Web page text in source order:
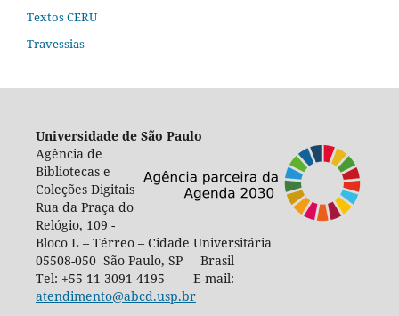
Textos CERU
Travessias
Universidade de São Paulo
Agência de
Bibliotecas e
Coleções Digitais
Rua da Praça do
Relógio, 109 -
Bloco L – Térreo – Cidade Universitária
05508-050 São Paulo, SP Brasil
Tel: +55 11 3091-4195 E-mail:
atendimento@abcd.usp.br